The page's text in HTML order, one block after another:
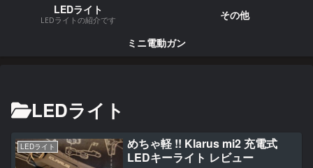
LEDライト
LEDライトの紹介です
その他
ミニ電動ガン
LEDライト
LEDライト
めちゃ軽 !! Klarus mi2 充電式
LEDキーライト レビュー